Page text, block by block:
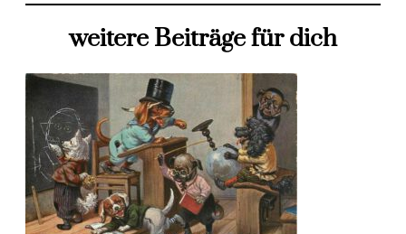
weitere Beiträge für dich